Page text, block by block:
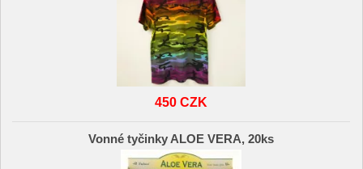
450 CZK
Vonné tyčinky ALOE VERA, 20ks